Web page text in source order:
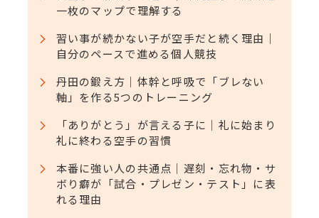
o
k
s
一枚のマップで理解する
習い事が続かない子が空手だと続く理由｜
自分のペースで進める個人競技
丹田の鍛え方｜体幹と呼吸で「ブレない
軸」を作る5つのトレーニング
「ありがとう」が言える子に｜礼に始まり
礼に終わる空手の習慣
本番に強い人の共通点｜遅刻・忘れ物・サ
ボり癖が「試合・プレゼン・テスト」に表
れる理由